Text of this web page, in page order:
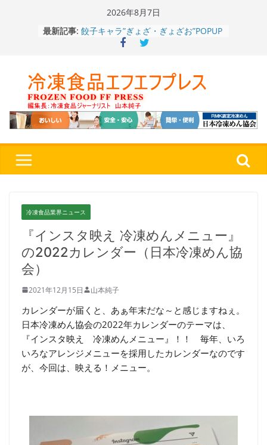
2026年8月7日
最新記事:
餃子キャラ”ぎょざ・ぎょざお”POPUP
ストアで作者にご挨拶、新作”れいと
うこ～こ～”を知る
WONDER YELLOW」復刻発売中
今まで無かった大盛！水から簡単レン
ジ♪ふわもちめん！！「冷凍 日清の
どん兵衛 大盛 きつねうどん」
「同 肉うどん」
メン」
ん。』～”おいしさ”をアピール
冷凍食品業界ニュース
『インスタ映え 冷凍めんメニュー』
の2022カレンダー（日本冷凍めん協
会）
2021年12月15日 山本純子
カレンダーが届くと、あぁ年末だな～と感じますねぇ。
日本冷凍めん協会の2022年カレンダーのテーマは、
『インスタ映え 冷凍めんメニュー』！！ 毎年、いろ
いろなアレンジメニューを採用したカレンダーなのです
が、今回は、映える！メニュー。